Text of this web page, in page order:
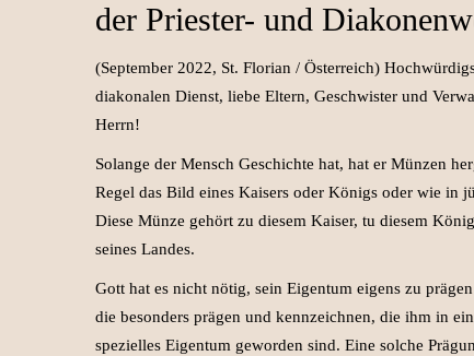
der Priester- und
(September 2022, St. Florian / Österreich)
diakonalen Dienst, liebe Eltern, Geschwister und
Herrn!
Solange der Mensch Geschichte hat, hat er Münzen
Regel das Bild eines Kaisers oder Königs oder wie in
Diese Münze gehört zu diesem Kaiser, tu diesem
seines Landes.
Gott hat es nicht nötig, sein Eigentum eigens zu
die besonders prägen und kennzeichnen, die ihm in
spezielles Eigentum geworden sind. Eine solche